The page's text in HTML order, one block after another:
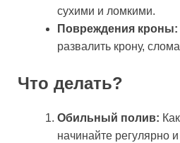
сухими и ломкими.
Повреждения кроны:
развалить крону,
Что делать?
Обильный полив:
начинайте регулярно